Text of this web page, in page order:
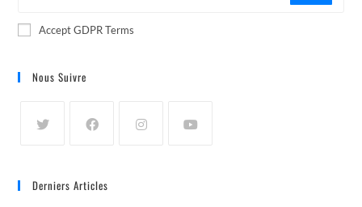
Accept GDPR Terms
Nous Suivre
Derniers Articles